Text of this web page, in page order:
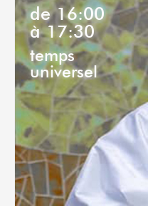
de 16:00
à 17:30
temps
universel